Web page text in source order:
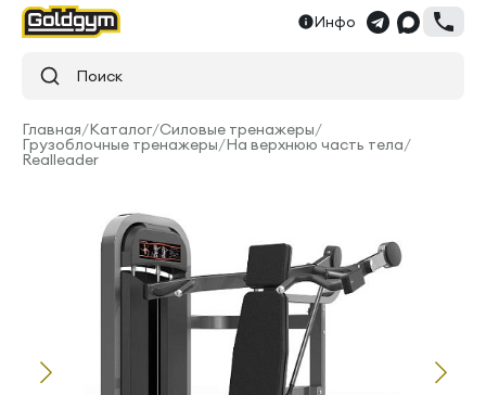
Инфо
Поиск
Главная/Каталог/Силовые тренажеры/
Грузоблочные тренажеры/На верхнюю часть тела/
Realleader